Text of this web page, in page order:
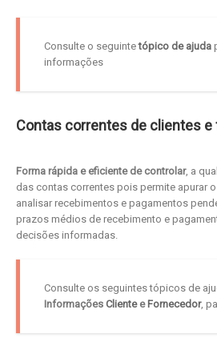
Consulte o seguintetópico de ajuda
informações
Contas correntes de clientes
Forma rápida e eficiente de controlar, a
das contas correntes pois permite apurar
analisar recebimentos e pagamentos
prazos médios de recebimento e
decisões informadas.
Consulte os seguintes tópicos de
Informações Clientee Fornecedor,